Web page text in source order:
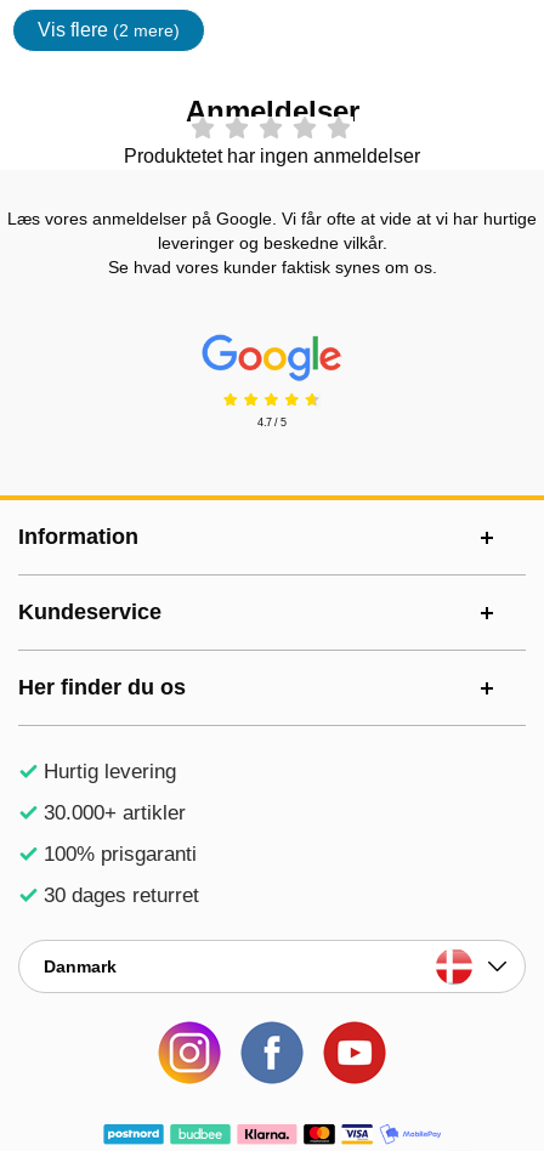
Vis flere (2 mere)
Egenskaper
Anmeldelser
Produktetet har ingen anmeldelser
Læs vores anmeldelser på Google. Vi får ofte at vide at vi har hurtige
leveringer og beskedne vilkår.
Se hvad vores kunder faktisk synes om os.
Prisjakt Anmeldelser: 4.7 Stjerne
4.7 / 5
Information
Kundeservice
Her finder du os
Hurtig levering
30.000+ artikler
100% prisgaranti
30 dages returret
Danmark